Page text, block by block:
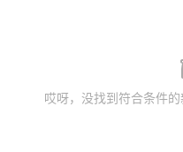
哎呀，没找到符合条件